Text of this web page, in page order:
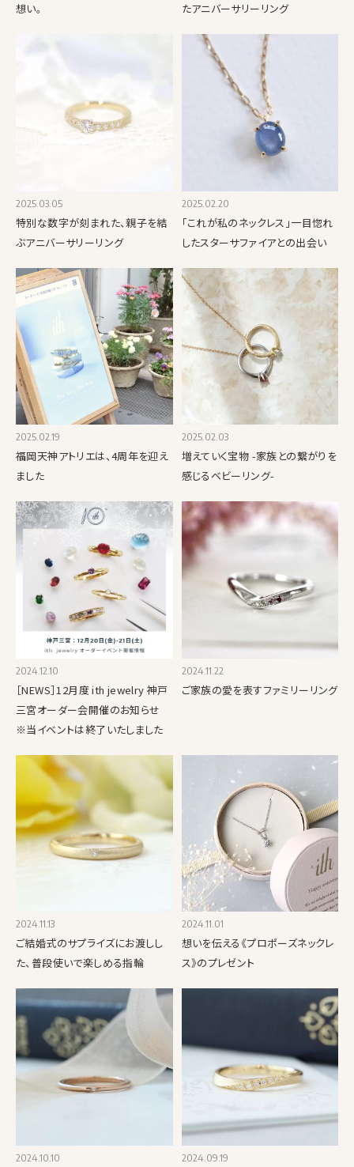
想い。 たアニバーサリーリング
2025.03.05
特別な数字が刻まれた、親子を結
ぶアニバーサリーリング
2025.02.20
「これが私のネックレス」一目惚れ
したスターサファイアとの出会い
2025.02.19
福岡天神アトリエは、4周年を迎え
ました
2025.02.03
増えていく宝物 -家族との繋がりを
感じるベビーリング-
2024.12.10
［NEWS］12月度 ith jewelry 神戸
三宮オーダー会開催のお知らせ
※当イベントは終了いたしました
2024.11.22
ご家族の愛を表すファミリーリング
2024.11.13
ご結婚式のサプライズにお渡しし
た、普段使いで楽しめる指輪
2024.11.01
想いを伝える《プロポーズネックレ
ス》のプレゼント
2024.10.10 2024.09.19